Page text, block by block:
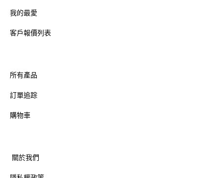
我的最愛
客戶報價列表
所有產品
訂單追踪
購物車
關於我們